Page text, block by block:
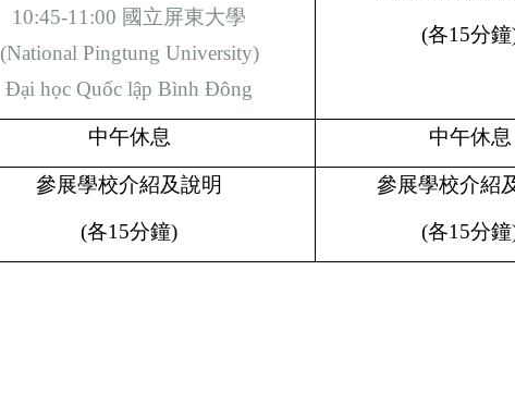
10:45-11:00 國立屏東大學
(National Pingtung University)
Đại học Quốc lập Bình Đông
(各15分鐘
中午休息 中午休息
參展學校介紹及說明
(各15分鐘)
參展學校介紹
(各15分鐘